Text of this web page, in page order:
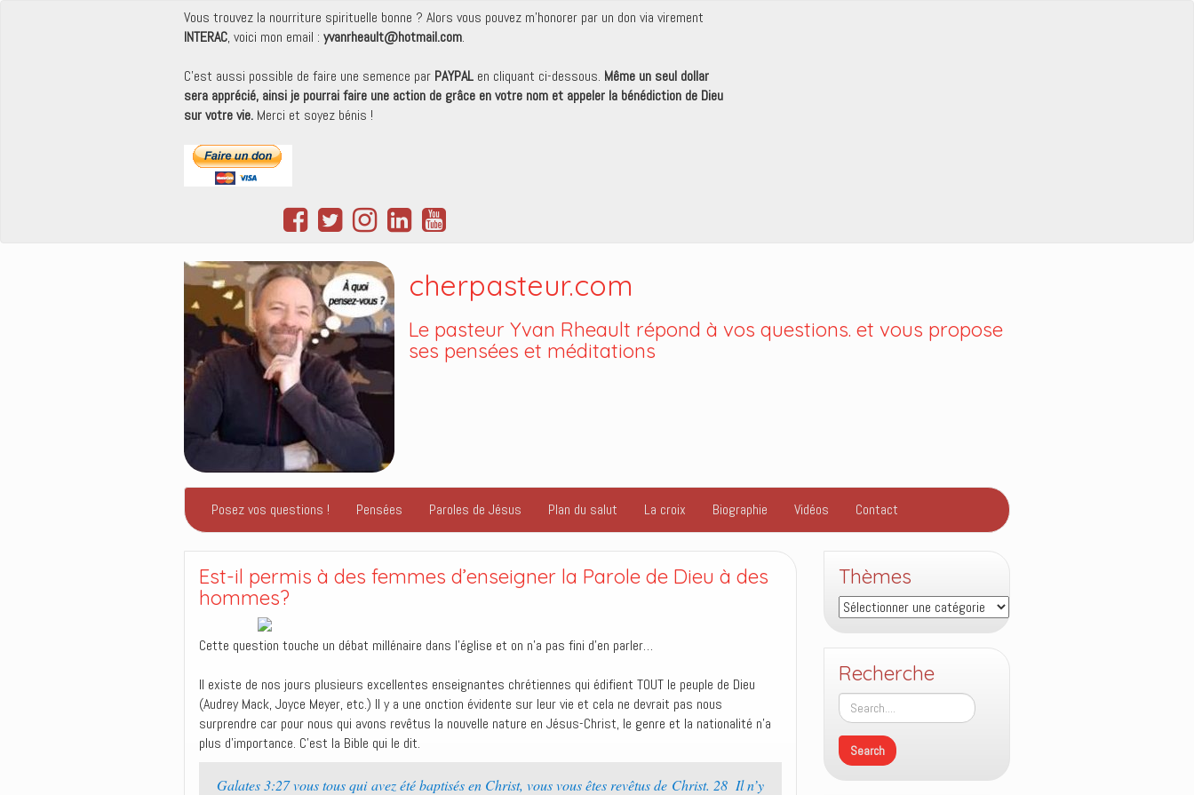
Vous trouvez la nourriture spirituelle bonne ? Alors vous pouvez m'honorer par un don via virement
INTERAC, voici mon email : yvanrheault@hotmail.com.
C'est aussi possible de faire une semence par PAYPAL en cliquant ci-dessous. Même un seul dollar
sera apprécié, ainsi je pourrai faire une action de grâce en votre nom et appeler la bénédiction de Dieu
sur votre vie. Merci et soyez bénis !
cherpasteur.com
Le pasteur Yvan Rheault répond à vos questions. et vous propose
ses pensées et méditations
Posez vos questions ! Pensées Paroles de Jésus Plan du salut La croix Biographie Vidéos Contact
Est-il permis à des femmes d’enseigner la Parole de Dieu à des
hommes?
Cette question touche un débat millénaire dans l’église et on n’a pas fini d’en parler…
Il existe de nos jours plusieurs excellentes enseignantes chrétiennes qui édifient TOUT le peuple de Dieu
(Audrey Mack, Joyce Meyer, etc.) Il y a une onction évidente sur leur vie et cela ne devrait pas nous
surprendre car pour nous qui avons revêtus la nouvelle nature en Jésus-Christ, le genre et la nationalité n’a
plus d’importance. C’est la Bible qui le dit.
Galates 3:27 vous tous qui avez été baptisés en Christ, vous vous êtes revêtus de Christ. 28 Il n’y
Thèmes
Thèmes
Recherche